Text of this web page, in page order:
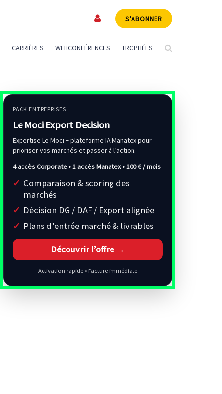
S'ABONNER
CARRIÈRES WEBCONFÉRENCES TROPHÉES
PACK ENTREPRISES
Le Moci Export Decision
Expertise Le Moci + plateforme IA Manatex pour
prioriser vos marchés et passer à l’action.
4 accès Corporate • 1 accès Manatex •100 € / mois
Comparaison & scoring des
marchés
Décision DG / DAF / Export alignée
Plans d’entrée marché & livrables
Découvrir l’offre →
Activation rapide • Facture immédiate